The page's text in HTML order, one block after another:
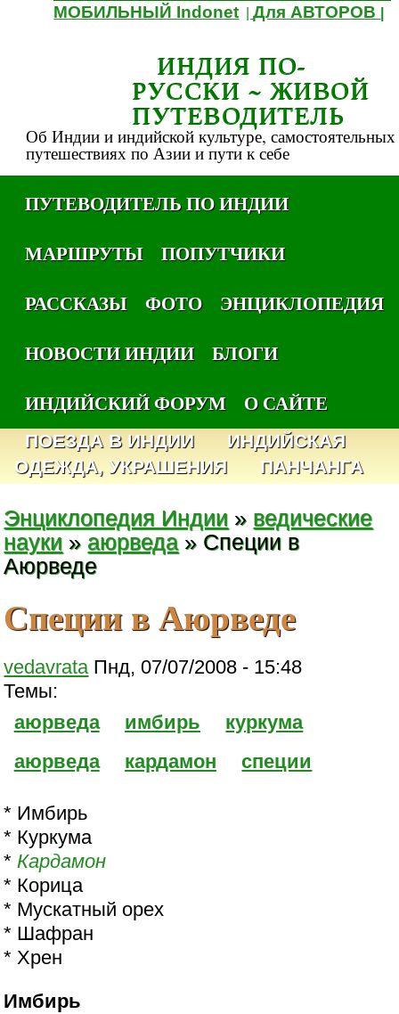
МОБИЛЬНЫЙ Indonet |Для АВТОРОВ
ИНДИЯ ПО-
РУССКИ ~ ЖИВОЙ
ПУТЕВОДИТЕЛЬ
Об Индии и индийской культуре, самостоятельных
путешествиях по Азии и пути к себе
ПУТЕВОДИТЕЛЬ ПО ИНДИИ
МАРШРУТЫ
ПОПУТЧИКИ
РАССКАЗЫ
ФОТО
ЭНЦИКЛОПЕДИЯ
НОВОСТИ ИНДИИ
БЛОГИ
ИНДИЙСКИЙ ФОРУМ
О САЙТЕ
ПОЕЗДА В ИНДИИ
ИНДИЙСКАЯ
ОДЕЖДА, УКРАШЕНИЯ
ПАНЧАНГА
Энциклопедия Индии » ведические
науки » аюрведа » Специи в
Аюрведе
Специи в Аюрведе
vedavrata Пнд, 07/07/2008 - 15:48
Темы:
аюрведа
имбирь
куркума
аюрведа
кардамон специи
* Имбирь
* Куркума
* Кардамон
* Корица
* Мускатный орех
* Шафран
* Хрен
Имбирь